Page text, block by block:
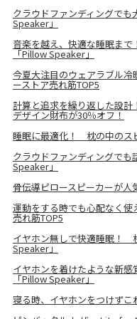
クラウドファンディングで
Speaker」
音楽を越え、快適な睡眠ま
「Pillow Speaker」
今夏大注目のウェアラブル
ーストア売れ筋TOP5
計算と追求を繰り返した設
デザイン財布が30％オフ！
睡眠に最適化！ 枕の中のス
クラウドファンディングで
Speaker」
骨伝導ピロースピーカーが人
運動をする時でも心配なく
売れ筋TOP5
イヤホン無しで快適睡眠！
Speaker」
イヤホンを着けたような新
「Pillow Speaker」
寝る時、イヤホンをつけずこ